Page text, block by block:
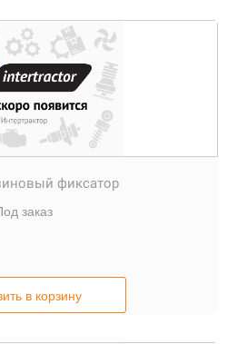
фиксатор
заказ
в корзину